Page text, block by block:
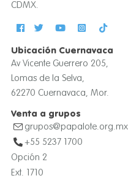
CDMX.
Ubicación Cuernavaca
Av Vicente Guerrero 205,
Lomas de la Selva,
62270 Cuernavaca, Mor.
Venta a grupos
grupos@papalote.org.mx
+55 5237 1700
Opción 2
Ext. 1710